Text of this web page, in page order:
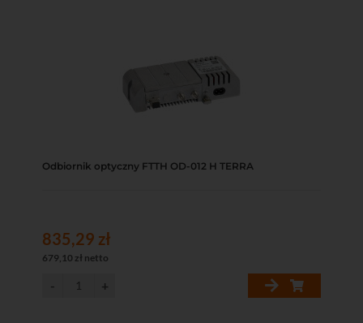
Odbiornik optyczny FTTH OD-012 H TERRA
835,29 zł
679,10 zł netto